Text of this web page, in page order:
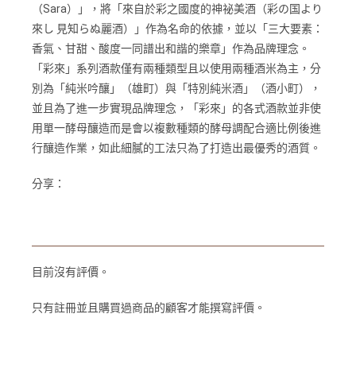
（Sara）」，將「來自於彩之國度的神祕美酒（彩の国より
來し 見知らぬ麗酒）」作為名命的依據，並以「三大要素：
香氣、甘甜、酸度一同譜出和諧的樂章」作為品牌理念。
「彩來」系列酒款僅有兩種類型且以使用兩種酒米為主，分
別為「純米吟釀」（雄町）與「特別純米酒」（酒小町），
並且為了進一步實現品牌理念，「彩來」的各式酒款並非使
用單一酵母釀造而是會以複數種類的酵母調配合適比例後進
行釀造作業，如此細膩的工法只為了打造出最優秀的酒質。
分享：
目前沒有評價。
只有註冊並且購買過商品的顧客才能撰寫評價。